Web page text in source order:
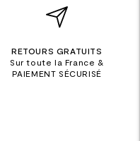
RETOURS GRATUITS
Sur toute la France &
PAIEMENT SÉCURISÉ